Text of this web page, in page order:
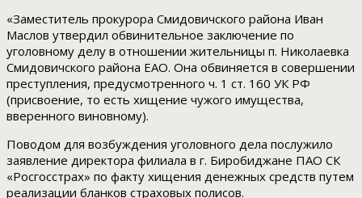
«Заместитель прокурора Смидовичского района Иван
Маслов утвердил обвинительное заключение по
уголовному делу в отношении жительницы п. Николаевка
Смидовичского района ЕАО. Она обвиняется в совершении
преступления, предусмотренного ч. 1 ст. 160 УК РФ
(присвоение, то есть хищение чужого имущества,
вверенного виновному).
Поводом для возбуждения уголовного дела послужило
заявление директора филиала в г. Биробиджане ПАО СК
«Росгосстрах» по факту хищения денежных средств путем
реализации бланков страховых полисов.